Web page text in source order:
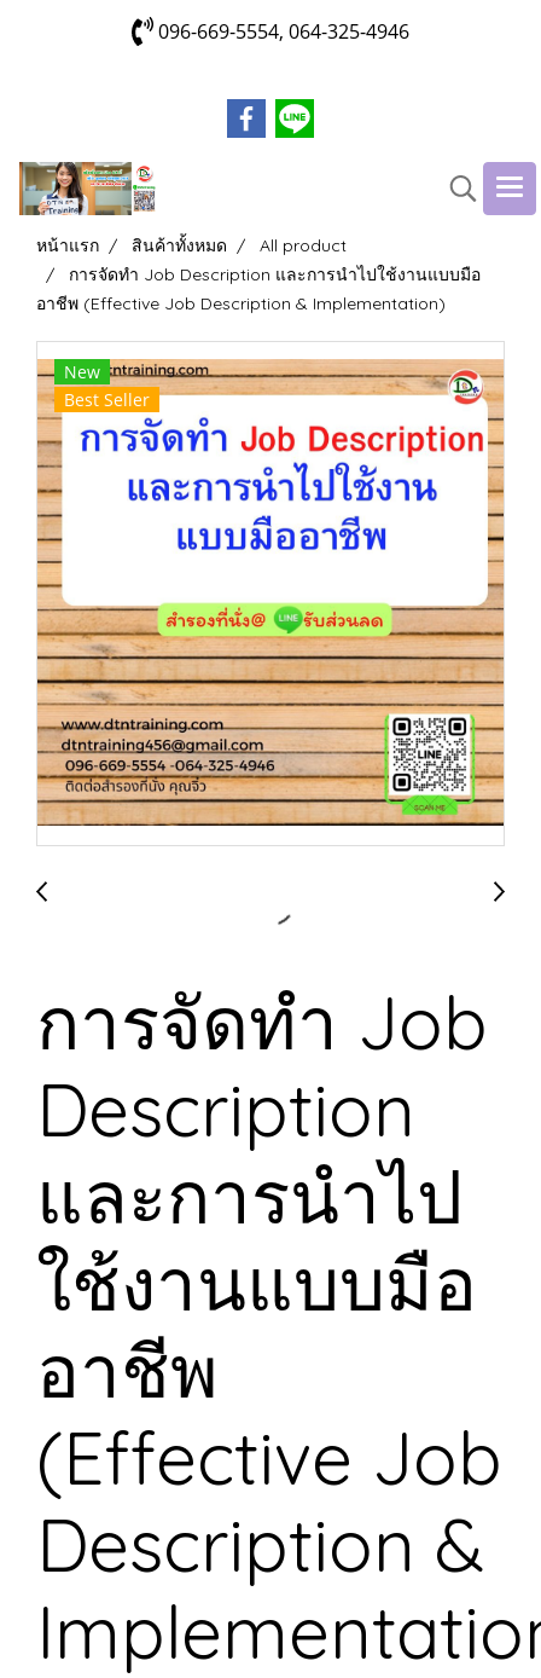
096-669-5554, 064-325-4946
หน้าแรก สินค้าทั้งหมด
All product
การจัดทำ Job Description และการนำไปใช้งานแบบมือ
อาชีพ (Effective Job Description & Implementation)
New
Best Seller
การจัดทำ Job
Description
และการนำไป
ใช้งานแบบมือ
อาชีพ
(Effective Job
Description &